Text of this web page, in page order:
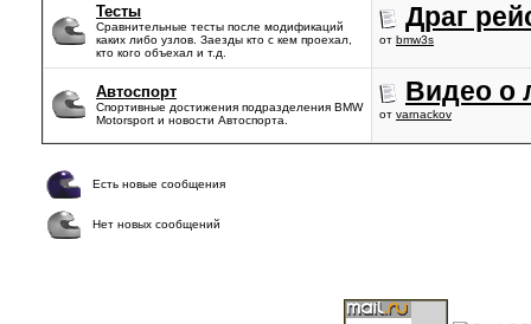
Тесты
Сравнительные тесты после модификаций
каких либо узлов. Заезды кто с кем проехал,
кто кого объехал и т.д.
Драг
от bmw3s
Автоспорт
Спортивные достижения подразделения BMW
Motorsport и новости Автоспорта.
Видео о
от varnackov
Есть новые сообщения
Нет новых сообщений